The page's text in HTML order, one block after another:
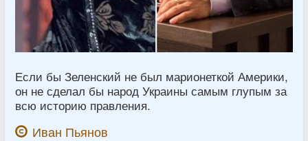
Если бы Зеленский не был марионеткой Америки,
он не сделал бы народ Украины самым глупым за
всю историю правления.
Иван Пьянов